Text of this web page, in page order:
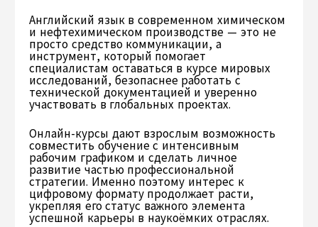
Английский язык в современном химическом
и нефтехимическом производстве — это не
просто средство коммуникации, а
инструмент, который помогает
специалистам оставаться в курсе мировых
исследований, безопаснее работать с
технической документацией и уверенно
участвовать в глобальных проектах.
Онлайн-курсы дают взрослым возможность
совместить обучение с интенсивным
рабочим графиком и сделать личное
развитие частью профессиональной
стратегии. Именно поэтому интерес к
цифровому формату продолжает расти,
укрепляя его статус важного элемента
успешной карьеры в наукоёмких отраслях.